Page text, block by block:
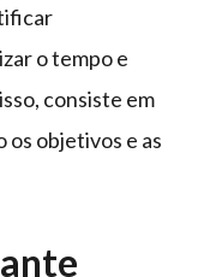
o tempo e
consiste em
objetivos e as